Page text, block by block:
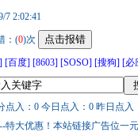
7 2:02:41
：(0)次
[百度] [8603] [SOSO] [搜狗] [必
点入：0 今日点入：0 昨日点
特大优惠！本站链接广告位一